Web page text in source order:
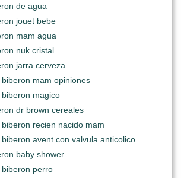
de agua
jouet bebe
mam agua
nuk cristal
jarra cerveza
mam opiniones
magico
dr brown cereales
recien nacido mam
avent con valvula anticolico
baby shower
perro